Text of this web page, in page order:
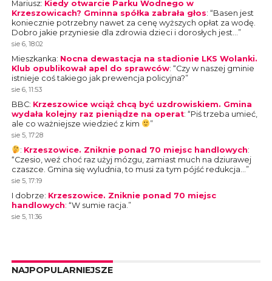
Mariusz: Kiedy otwarcie Parku Wodnego w
Krzeszowicach? Gminna spółka zabrała głos: “Basen jest
koniecznie potrzebny nawet za cenę wyższych opłat za wodę.
Dobro jakie przyniesie dla zdrowia dzieci i dorosłych jest… ”
sie 6, 18:02
Mieszkanka: Nocna dewastacja na stadionie LKS Wolanki.
Klub opublikował apel do sprawców: “Czy w naszej gminie
istnieje coś takiego jak prewencja policyjna?”
sie 6, 11:53
BBC: Krzeszowice wciąż chcą być uzdrowiskiem. Gmina
wydała kolejny raz pieniądze na operat: “Piś trzeba umieć,
ale co ważniejsze wiedzieć z kim
”
sie 5, 17:28
: Krzeszowice. Zniknie ponad 70 miejsc handlowych:
“Czesio, weź choć raz użyj mózgu, zamiast much na dziurawej
czaszce. Gmina się wyludnia, to musi za tym pójść redukcja… ”
sie 5, 17:19
I dobrze: Krzeszowice. Zniknie ponad 70 miejsc
handlowych: “W sumie racja. ”
sie 5, 11:36
NAJPOPULARNIEJSZE